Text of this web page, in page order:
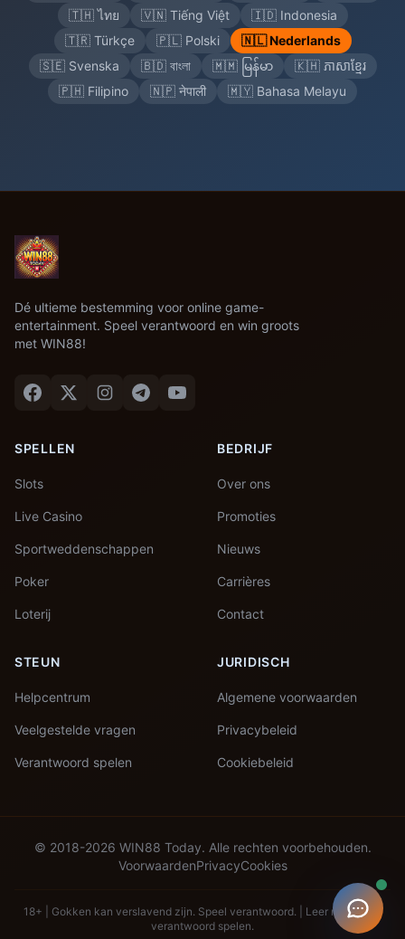
🇹🇭 ไทย
🇻🇳 Tiếng Việt
🇮🇩 Indonesia
🇹🇷 Türkçe
🇵🇱 Polski
🇳🇱 Nederlands
🇸🇪 Svenska
🇧🇩 বাংলা 🇲🇲 မြန်မာ
🇰🇭 ភាសាខ្មែរ
🇵🇭 Filipino
🇳🇵 नेपाली 🇲🇾 Bahasa Melayu
Dé ultieme bestemming voor online game-
entertainment. Speel verantwoord en win groots
met WIN88!
SPELLEN
Slots
Live Casino
Sportweddenschappen
Poker
Loterij
BEDRIJF
Over ons
Promoties
Nieuws
Carrières
Contact
STEUN
Helpcentrum
Veelgestelde vragen
Verantwoord spelen
JURIDISCH
Algemene voorwaarden
Privacybeleid
Cookiebeleid
© 2018-2026 WIN88 Today. Alle rechten voorbehouden.
VoorwaardenPrivacyCookies
18+ | Gokken kan verslavend zijn. Speel verantwoord. | Leer meer over
verantwoord spelen.